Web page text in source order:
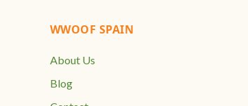
WWOOF SPAIN
About Us
Blog